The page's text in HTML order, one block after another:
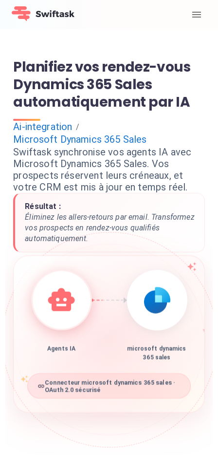
Planifiez vos rendez-vous
Dynamics 365 Sales
automatiquement par IA
Ai-integration /
Microsoft Dynamics 365 Sales
Swiftask synchronise vos agents IA avec
Microsoft Dynamics 365 Sales. Vos
prospects réservent leurs créneaux, et
votre CRM est mis à jour en temps réel.
Résultat :
Éliminez les allers-retours par email. Transformez
vos prospects en rendez-vous qualifiés
automatiquement.
Agents IA
microsoft dynamics
365 sales
Connecteur microsoft dynamics 365 sales ·
OAuth 2.0 sécurisé